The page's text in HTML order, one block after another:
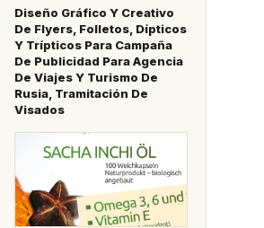
Diseño Gráfico Y Creativo
De Flyers, Folletos, Dípticos
Y Trípticos Para Campaña
De Publicidad Para Agencia
De Viajes Y Turismo De
Rusia, Tramitación De
Visados